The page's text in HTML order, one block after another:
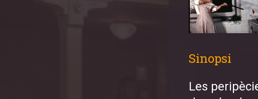
Sinopsi
Les